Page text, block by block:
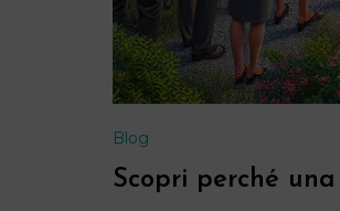
Blog
Scopri perché